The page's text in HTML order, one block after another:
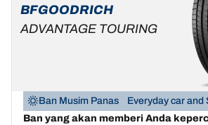
BFGOODRICH
ADVANTAGE TOURING
Ban Musim Panas
Everyday car and
Ban yang akan memberi Anda